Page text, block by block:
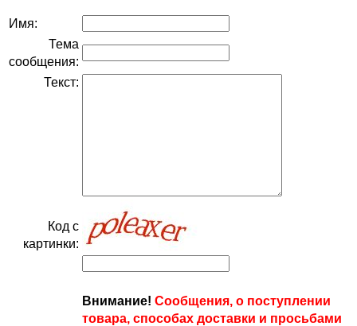
Имя:
Тема
сообщения:
Текст:
Код с
картинки:
Внимание! Сообщения, о поступлении
товара, способах доставки и просьбами